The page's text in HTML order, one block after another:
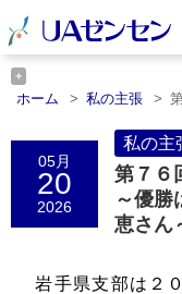
ホーム 私の主張
ホーム
岩手 第７
05月
20
2026
私の主
第７６
～優勝
恵さん
岩手県支部は２